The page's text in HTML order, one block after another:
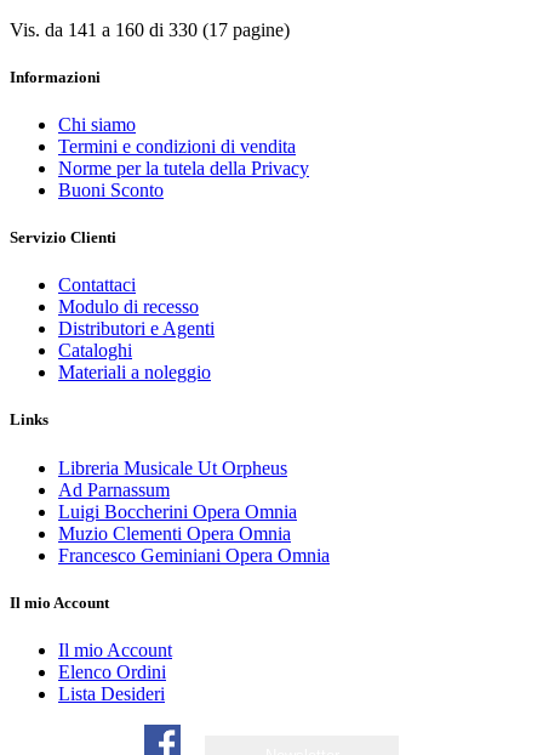
Vis. da 141 a 160 di 330 (17 pagine)
Informazioni
Chi siamo
Termini e condizioni di vendita
Norme per la tutela della Privacy
Buoni Sconto
Servizio Clienti
Contattaci
Modulo di recesso
Distributori e Agenti
Cataloghi
Materiali a noleggio
Links
Libreria Musicale Ut Orpheus
Ad Parnassum
Luigi Boccherini Opera Omnia
Muzio Clementi Opera Omnia
Francesco Geminiani Opera Omnia
Il mio Account
Il mio Account
Elenco Ordini
Lista Desideri